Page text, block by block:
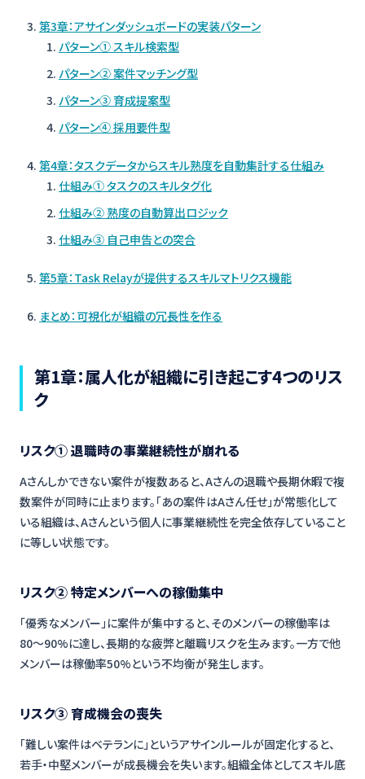
第3章：アサインダッシュボードの実装パターン
パターン① スキル検索型
パターン② 案件マッチング型
パターン③ 育成提案型
パターン④ 採用要件型
第4章：タスクデータからスキル熟度を自動集計する仕組み
仕組み① タスクのスキルタグ化
仕組み② 熟度の自動算出ロジック
仕組み③ 自己申告との突合
第5章：Task Relayが提供するスキルマトリクス機能
まとめ：可視化が組織の冗長性を作る
第1章：属人化が組織に引き起こす4つのリス
ク
リスク① 退職時の事業継続性が崩れる
Aさんしかできない案件が複数あると、Aさんの退職や長期休暇で複
数案件が同時に止まります。「あの案件はAさん任せ」が常態化して
いる組織は、Aさんという個人に事業継続性を完全依存していること
に等しい状態です。
リスク② 特定メンバーへの稼働集中
「優秀なメンバー」に案件が集中すると、そのメンバーの稼働率は
80〜90%に達し、長期的な疲弊と離職リスクを生みます。一方で他
メンバーは稼働率50%という不均衡が発生します。
リスク③ 育成機会の喪失
「難しい案件はベテランに」というアサインルールが固定化すると、
若手・中堅メンバーが成長機会を失います。組織全体としてスキル底